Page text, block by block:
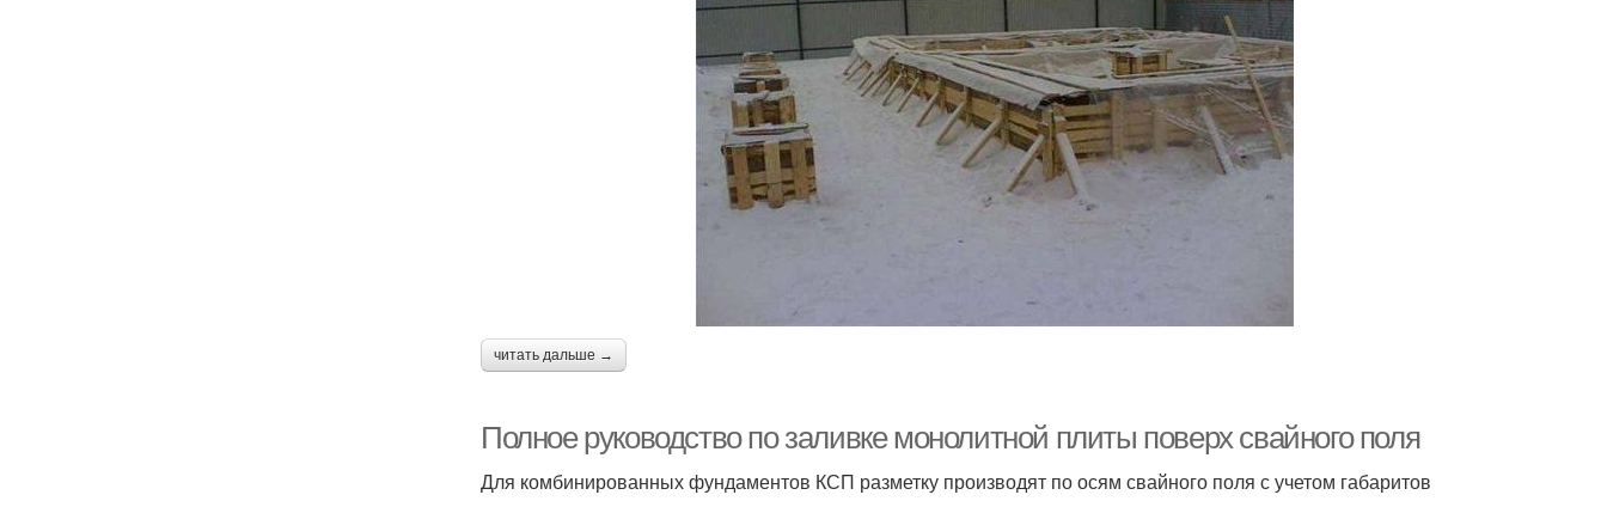
читать дальше →
Полное руководство по заливке монолитной плиты поверх свайного поля
Для комбинированных фундаментов КСП разметку производят по осям свайного поля с учетом габаритов